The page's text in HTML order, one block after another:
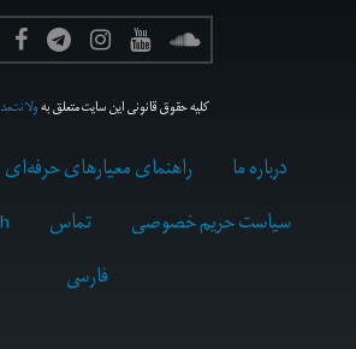
کلیه حقوق قانونی این سایت متعلق به
درباره ما راهنمای معیارهای حرفه‌ای
سیاست حریم خصوصی
تماس
فارسى